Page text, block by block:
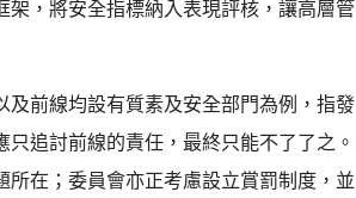
，將安全指標納入表現評核，讓高層管
前線均設有質素及安全部門為例，指發
追討前線的責任，最終只能不了了之。
在；委員會亦正考慮設立賞罰制度，並